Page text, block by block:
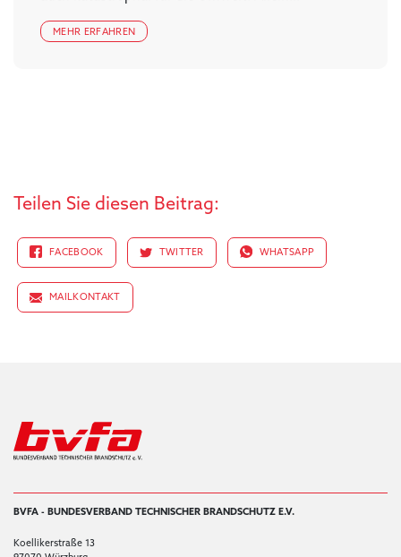
MEHR ERFAHREN
Teilen Sie diesen Beitrag:
FACEBOOK TWITTER WHATSAPP
MAILKONTAKT
BVFA - BUNDESVERBAND TECHNISCHER BRANDSCHUTZ E.V.
Koellikerstraße 13